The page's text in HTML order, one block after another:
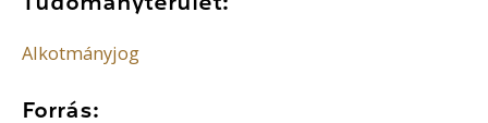
Alkotmányjog
Forrás: